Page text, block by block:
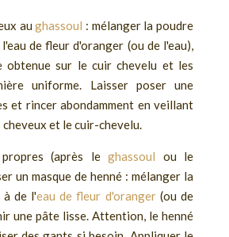
aughassoul : mélanger la poudre
de fleur d'oranger (ou de l'eau),
obtenue sur le cuir chevelu et les
uniforme. Laisser poser une
et rincer abondamment en veillant
et le cuir-chevelu.
propres (après leghassoul ou le
un masque de henné : mélanger la
à de l'eau de fleur d'oranger(ou de
une pâte lisse. Attention, le henné